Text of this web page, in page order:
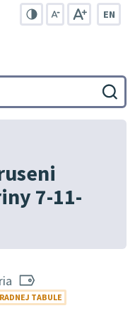
EN
7-11-
TABULE